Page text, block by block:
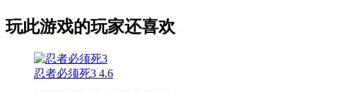
玩此游戏的玩家还喜欢
忍者必须死3 4.6